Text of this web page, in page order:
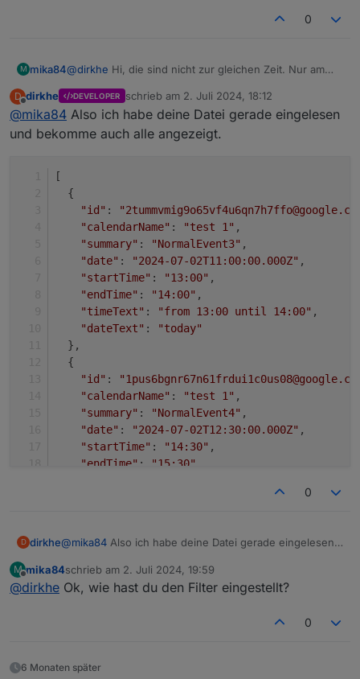
so ein event die datenpunkte bekommst, wo du dann
0
M mika84@dirkhe Hi, die sind nicht zur gleichen Zeit. Nur am
D
Offline
dirkhe DEVELOPER schrieb am 2. Juli 2024, 18:12
zuletzt editiert von
@mika84 Also ich habe deine Datei gerade eingelesen
und bekomme auch alle angezeigt.
[
  {
"id" :
"calendarName" : "test 1" ,
"summary" : "NormalEvent3" ,
"date" : "2024-07-02T11:00:00.000Z" ,
"startTime" : "13:00" ,
"endTime" : "14:00" ,
"timeText" : "from 13:00 until 14:00" ,
"dateText" :
"today"
  },
  {
"id" :
"calendarName" : "test 1" ,
"summary" : "NormalEvent4" ,
"date" : "2024-07-02T12:30:00.000Z" ,
"startTime" : "14:30" ,
"endTime" : "15:30"
"id":
"calendarName": "test 1"
"summary"
: "NormalEvent"
"date"
"2024-07-03T11:00:00.000Z"
"dateText"
0
D dirkhe@mika84 Also ich habe deine Datei gerade eingelesen
[
  {
    "startTime": "13:00",
M
Offline
mika84schrieb am 2. Juli 2024, 19:59
zuletzt editiert von
@dirkhe Ok, wie hast du den Filter eingestellt?
0
6 Monaten später